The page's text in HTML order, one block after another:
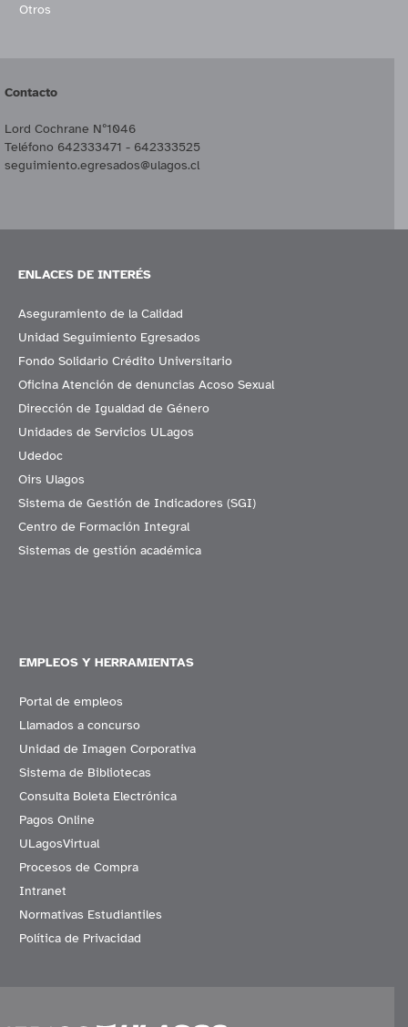
Otros
Contacto
Lord Cochrane Nº1046
Teléfono 642333471 - 642333525
seguimiento.egresados@ulagos.cl
ENLACES DE INTERÉS
Aseguramiento de la Calidad
Unidad Seguimiento Egresados
Fondo Solidario Crédito Universitario
Oficina Atención de denuncias Acoso Sexual
Dirección de Igualdad de Género
Unidades de Servicios ULagos
Udedoc
Oirs Ulagos
Sistema de Gestión de Indicadores (SGI)
Centro de Formación Integral
Sistemas de gestión académica
EMPLEOS Y HERRAMIENTAS
Portal de empleos
Llamados a concurso
Unidad de Imagen Corporativa
Sistema de Bibliotecas
Consulta Boleta Electrónica
Pagos Online
ULagosVirtual
Procesos de Compra
Intranet
Normativas Estudiantiles
Política de Privacidad